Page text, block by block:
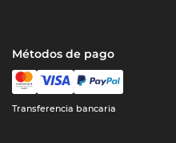
Métodos de pago
Transferencia bancaria